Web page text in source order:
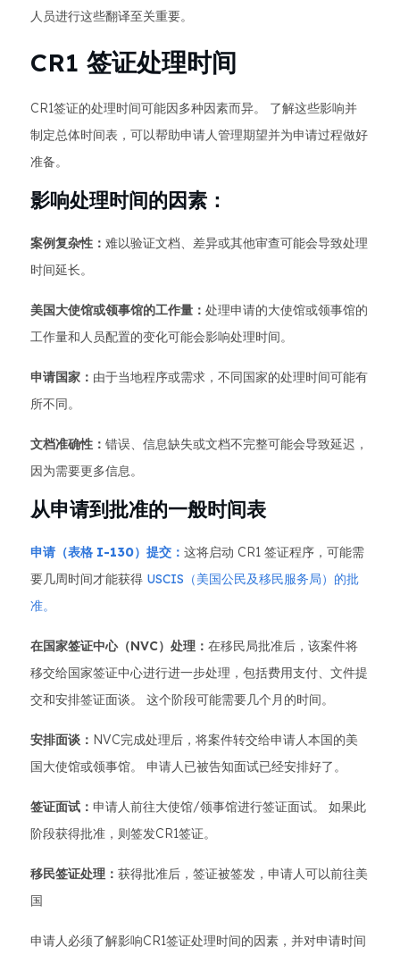
人员进行这些翻译至关重要。
CR1 签证处理时间
CR1签证的处理时间可能因多种因素而异。 了解这些影响并
制定总体时间表，可以帮助申请人管理期望并为申请过程做好
准备。
影响处理时间的因素：
案例复杂性： 难以验证文档、差异或其他审查可能会导致处理
时间延长。
美国大使馆或领事馆的工作量： 处理申请的大使馆或领事馆的
工作量和人员配置的变化可能会影响处理时间。
申请国家： 由于当地程序或需求，不同国家的处理时间可能有
所不同。
文档准确性： 错误、信息缺失或文档不完整可能会导致延迟，
因为需要更多信息。
从申请到批准的一般时间表
申请（表格 I-130）提交： 这将启动 CR1 签证程序，可能需
要几周时间才能获得 USCIS（美国公民及移民服务局）的批
准。
在国家签证中心（NVC）处理： 在移民局批准后，该案件将
移交给国家签证中心进行进一步处理，包括费用支付、文件提
交和安排签证面谈。 这个阶段可能需要几个月的时间。
安排面谈： NVC完成处理后，将案件转交给申请人本国的美
国大使馆或领事馆。 申请人已被告知面试已经安排好了。
签证面试： 申请人前往大使馆/领事馆进行签证面试。 如果此
阶段获得批准，则签发CR1签证。
移民签证处理： 获得批准后，签证被签发，申请人可以前往美
国
申请人必须了解影响CR1签证处理时间的因素，并对申请时间